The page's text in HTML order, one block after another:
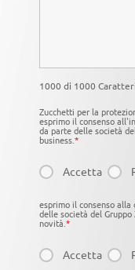
1000 di 1000
Zucchetti per la
esprimo il consenso
da parte delle società
business.*
Accetta
esprimo il consenso
delle società del
novità.*
Accetta